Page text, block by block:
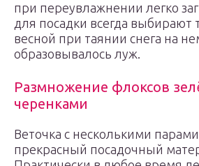
при переувлажнении легко
для посадки всегда выбирают
весной при таянии снега на
образовывалось луж.
Размножение флоксов
черенками
Веточка с несколькими
прекрасный посадочный